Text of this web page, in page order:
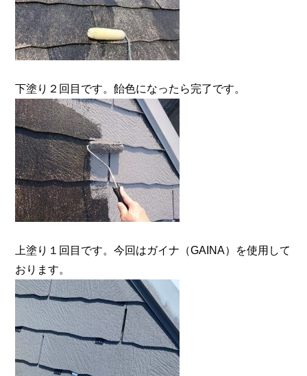
下塗り２回目です。飴色になったら完了です。
上塗り１回目です。今回はガイナ（GAINA）を使用して
おります。